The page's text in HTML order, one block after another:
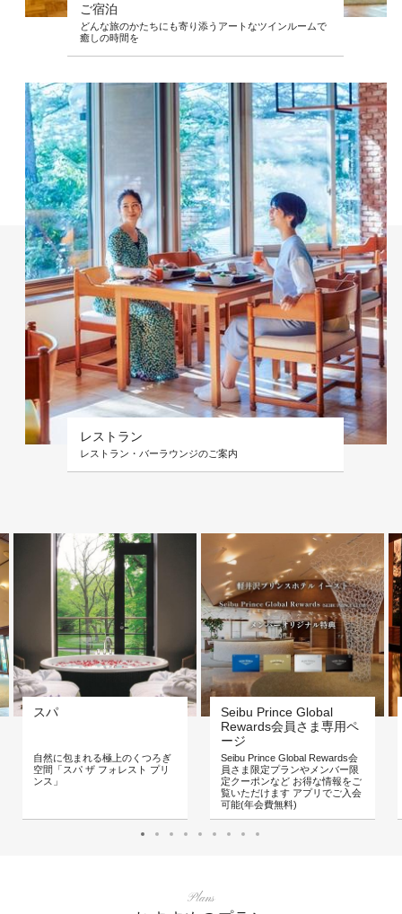
ご宿泊
どんな旅のかたちにも寄り添うアートなツインルームで
癒しの時間を
レストラン
レストラン・バーラウンジのご案内
スパ
自然に包まれる極上のくつろぎ
空間「スパ ザ フォレスト プリ
ンス」
Seibu Prince Global
Rewards会員さま専用ペ
ージ
Seibu Prince Global Rewards会
員さま限定プランやメンバー限
定クーポンなど お得な情報をご
覧いただけます アプリでご入会
可能(年会費無料)
Plans